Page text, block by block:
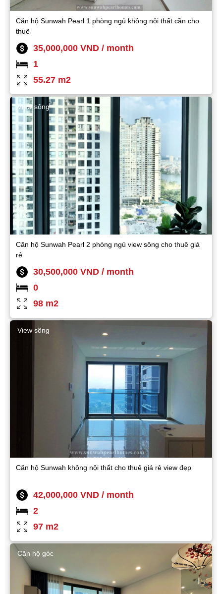
Căn hộ Sunwah Pearl 1 phòng ngủ không nội thất cần cho
thuê
35,000,000 VND / month
1
55.27 m2
View sông
Căn hộ Sunwah Pearl 2 phòng ngủ view sông cho thuê giá
rẻ
30,500,000 VND / month
0
98 m2
View sông
Căn hộ Sunwah không nội thất cho thuê giá rẻ view đẹp
42,000,000 VND / month
2
97 m2
Căn hộ góc